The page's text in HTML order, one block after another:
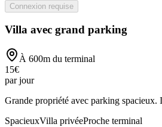
Connexion requise
Villa avec grand parking
À 600m du terminal
15€
par jour
Grande propriété avec parking
SpacieuxVilla privéeProche terminal